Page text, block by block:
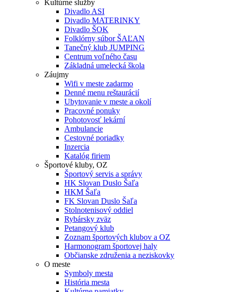
Kultúrne služby
Divadlo ASI
Divadlo MATERINKY
Divadlo ŠOK
Folklórny súbor ŠAĽAN
Tanečný klub JUMPING
Centrum voľného času
Základná umelecká škola
Záujmy
Wifi v meste zadarmo
Denné menu reštaurácií
Ubytovanie v meste a okolí
Pracovné ponuky
Pohotovosť lekární
Ambulancie
Cestovné poriadky
Inzercia
Katalóg firiem
Športové kluby, OZ
Športový servis a správy
HK Slovan Duslo Šaľa
HKM Šaľa
FK Slovan Duslo Šaľa
Stolnotenisový oddiel
Rybársky zväz
Petangový klub
Zoznam športových klubov a OZ
Harmonogram športovej haly
Občianske združenia a neziskovky
O meste
Symboly mesta
História mesta